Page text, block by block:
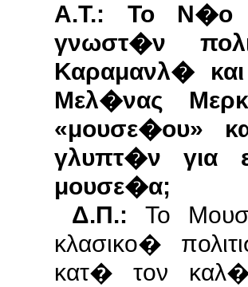
Α.Τ.: Το Ν�ο
γνωστ�ν
Καραμανλ�
Μελ�νας
«μουσε�ου»
γλυπτ�ν για
μουσε�α;
Δ.Π.: Το
κλασικο�
κατ� τον